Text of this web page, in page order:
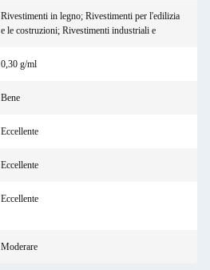
Rivestimenti in legno; Rivestimenti per l'edilizia
e le costruzioni; Rivestimenti industriali e
0,30 g/ml
Bene
Eccellente
Eccellente
Eccellente
Moderare